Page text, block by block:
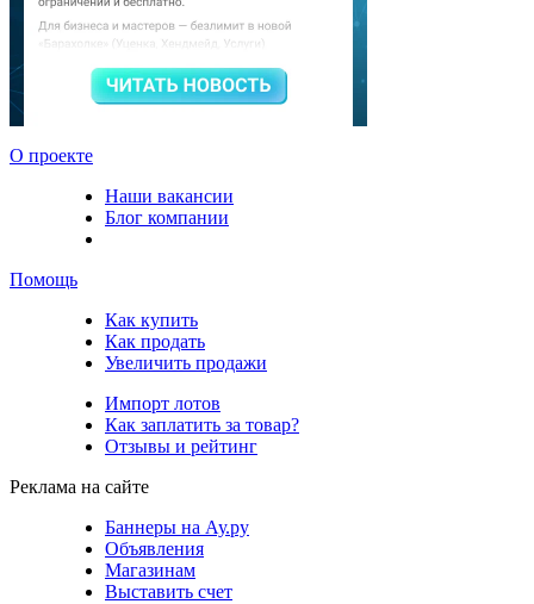
О проекте
Наши вакансии
Блог компании
Помощь
Как купить
Как продать
Увеличить продажи
Импорт лотов
Как заплатить за товар?
Отзывы и рейтинг
Реклама на сайте
Баннеры на Ау.ру
Объявления
Магазинам
Выставить счет